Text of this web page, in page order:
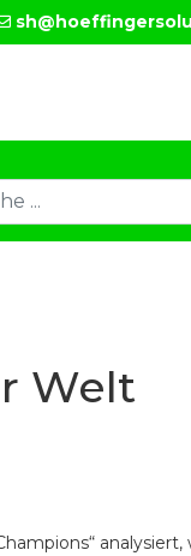
Welt
analysiert,